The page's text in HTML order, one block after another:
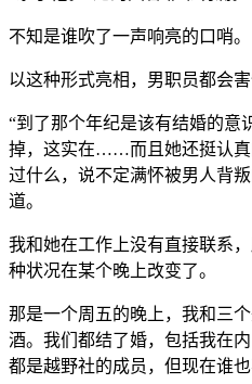
不知是谁吹了一声响亮的口哨。
以这种形式亮相，男职员都会害
“到了那个年纪是该有结婚的意
掉，这实在……而且她还挺认真
过什么，说不定满怀被男人背
道。
我和她在工作上没有直接联系
种状况在某个晚上改变了。
那是一个周五的晚上，我和三
酒。我们都结了婚，包括我在
都是越野社的成员，但现在谁也